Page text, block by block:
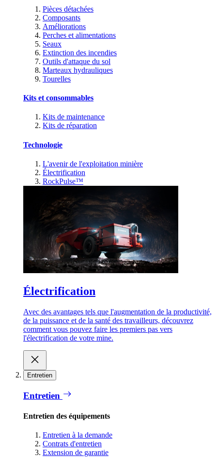
Pièces détachées
Composants
Améliorations
Perches et alimentations
Seaux
Extinction des incendies
Outils d'attaque du sol
Marteaux hydrauliques
Tourelles
Kits et consommables
Kits de maintenance
Kits de réparation
Technologie
L'avenir de l'exploitation minière
Électrification
RockPulse™
Électrification
Avec des avantages tels que l'augmentation de la productivité,
de la puissance et de la santé des travailleurs, découvrez
comment vous pouvez faire les premiers pas vers
l'électrification de votre mine.
Entretien
Entretien
Entretien des équipements
Entretien à la demande
Contrats d'entretien
Extension de garantie